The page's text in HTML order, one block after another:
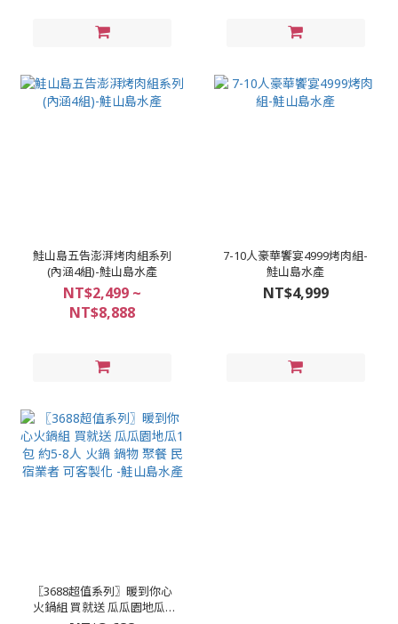
鮭山島五告澎湃烤肉組系列
(內涵4組)-鮭山島水產
NT$2,499 ~
NT$8,888
7-10人豪華饗宴4999烤肉組-
鮭山島水產
NT$4,999
〖3688超值系列〗暖到你心
火鍋組 買就送 瓜瓜園地瓜1